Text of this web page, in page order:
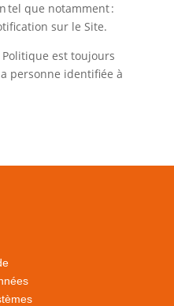
tel que notamment :
sur le Site.
est toujours
personne identifiée à